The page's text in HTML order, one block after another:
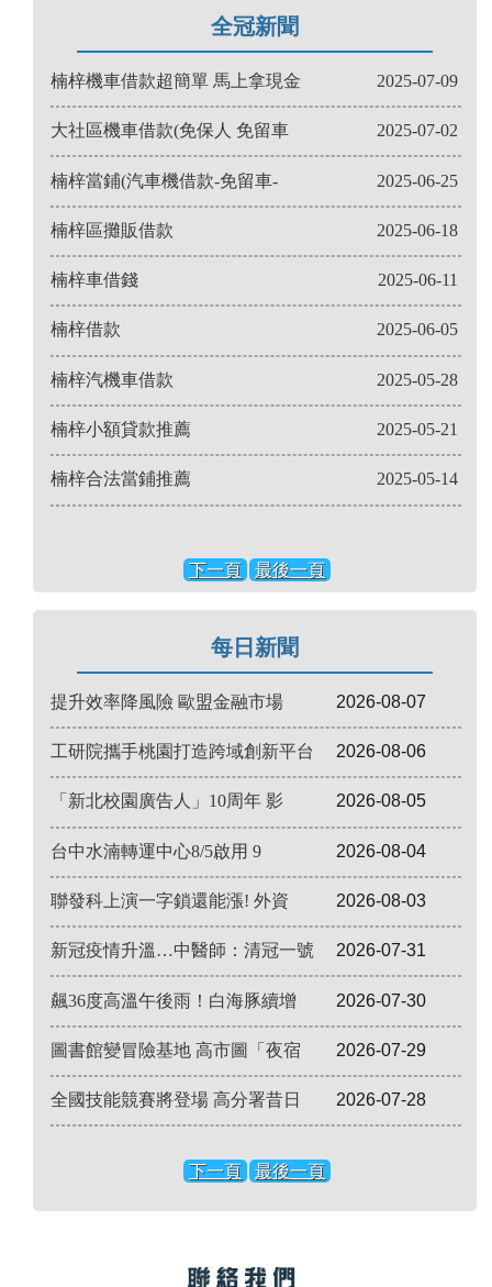
全冠新聞
楠梓機車借款超簡單 馬上拿現金 2025-07-09
大社區機車借款(免保人 免留車 2025-07-02
楠梓當鋪(汽車機借款-免留車- 2025-06-25
楠梓區攤販借款 2025-06-18
楠梓車借錢 2025-06-11
楠梓借款 2025-06-05
楠梓汽機車借款 2025-05-28
楠梓小額貸款推薦 2025-05-21
楠梓合法當鋪推薦 2025-05-14
下一頁 最後一頁
每日新聞
提升效率降風險 歐盟金融市場 2026-08-07
工研院攜手桃園打造跨域創新平台 2026-08-06
「新北校園廣告人」10周年 影 2026-08-05
台中水湳轉運中心8/5啟用 9 2026-08-04
聯發科上演一字鎖還能漲! 外資 2026-08-03
新冠疫情升溫…中醫師：清冠一號 2026-07-31
飆36度高溫午後雨！白海豚續增 2026-07-30
圖書館變冒險基地 高市圖「夜宿 2026-07-29
全國技能競賽將登場 高分署昔日 2026-07-28
下一頁 最後一頁